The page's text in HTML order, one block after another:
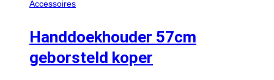
Accessoires
Handdoekhouder 57cm
geborsteld koper